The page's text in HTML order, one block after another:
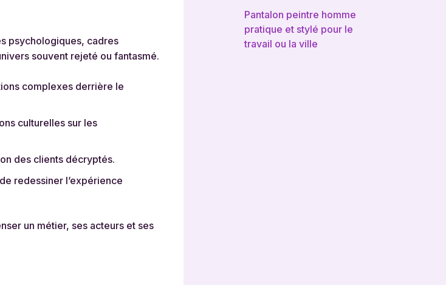
psychologiques, cadres
souvent rejeté ou fantasmé.
complexes derrière le
culturelles sur les
des clients décryptés.
redessiner l’expérience
un métier, ses acteurs et ses
Pantalon peintre homme
pratique et stylé pour le
travail ou la ville